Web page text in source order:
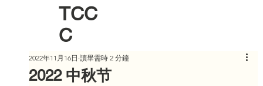
TCC
C
2022 中秋节
2022年11月16日 讀畢需時 2 分鐘